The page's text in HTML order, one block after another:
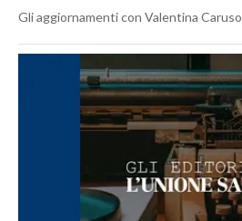
Gli aggiornamenti con Valentina Caruso